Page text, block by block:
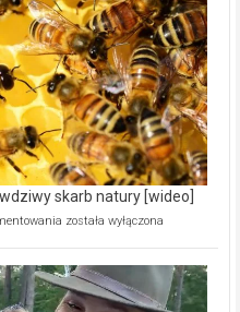
dofinansowaniem
ponad
15,6
mln
na
modernizację
oczyszczalni
ścieków
[wideo]
skarb natury [wideo]
Ekologiczne
–
prawdziwy
skarb
została wyłączona